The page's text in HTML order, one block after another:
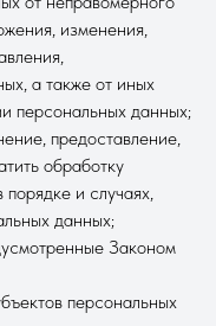
изменения,
а также от иных
персональных данных;
предоставление,
обработку
и случаях,
данных;
Законом
персональных